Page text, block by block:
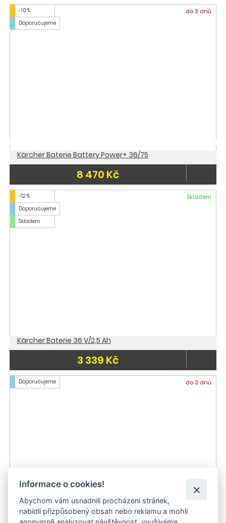
-10 %
Doporučujeme
do 3 dnů
Kärcher Baterie Battery Power+ 36/75
8 470 Kč
-12 %
Doporučujeme
Skladem
Skladem
Kärcher Baterie 36 V/2,5 Ah
3 339 Kč
Doporučujeme do 3 dnů
Informace o cookies!
Abychom vám usnadnili procházení stránek,
nabídli přizpůsobený obsah nebo reklamu a mohli